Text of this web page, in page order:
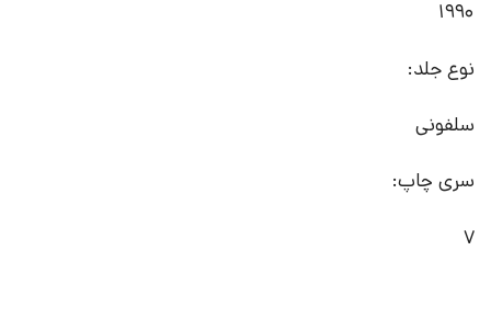
1990
نوع جلد:
سلفونی
سری چاپ:
7